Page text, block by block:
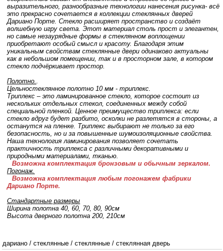
выразительного, разнообразные технологии нанесения рисунка- всё
это прекрасно сочетается в коллекции стеклянных дверей
Дариано Порте. Стекло расширяет пространство и создаёт
волшебную игру света. Этот материал столь прост и элегантен,
но самые незаурядные формы в стеклянном воплощении
приобретают особый смысл и красоту. Благодаря этим
уникальным свойствам стеклянные двери одинаково актуальны
как в небольшом помещении, так и в просторном зале, в котором
стекло подчёркивает простор.
Полотно..
Цельностеклянное полотно 10 мм - триплекс.
Триплекс – это ламинированное стекло, которое состоит из
нескольких отдельных стекол, соединенных между собой
специальной пленкой. Ценное преимущество триплекса: если
стекло вдруг будет разбито, осколки не разлетятся в стороны, а
останутся на пленке. Триплекс выбирают не только за его
безопасность, но и за повышенные шумоизоляционные свойства.
Наша технология ламинирования позволяет сочетать
практичность триплекса с различными декоративными и
природными материалами, тканью.
Возможна комплектация бронзовым и обычным зеркалом.
Погонаж.
Возможна комплектация любым погонажем фабрики
Дариано Порте.
Стандартные размеры
Ширина полотна 40, 60, 70, 80, 90см
Высота дверного полотна 200, 210cм
дариано / стеклянные / стеклянные / стеклянная дверь